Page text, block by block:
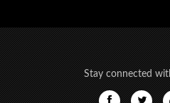
Stay connected